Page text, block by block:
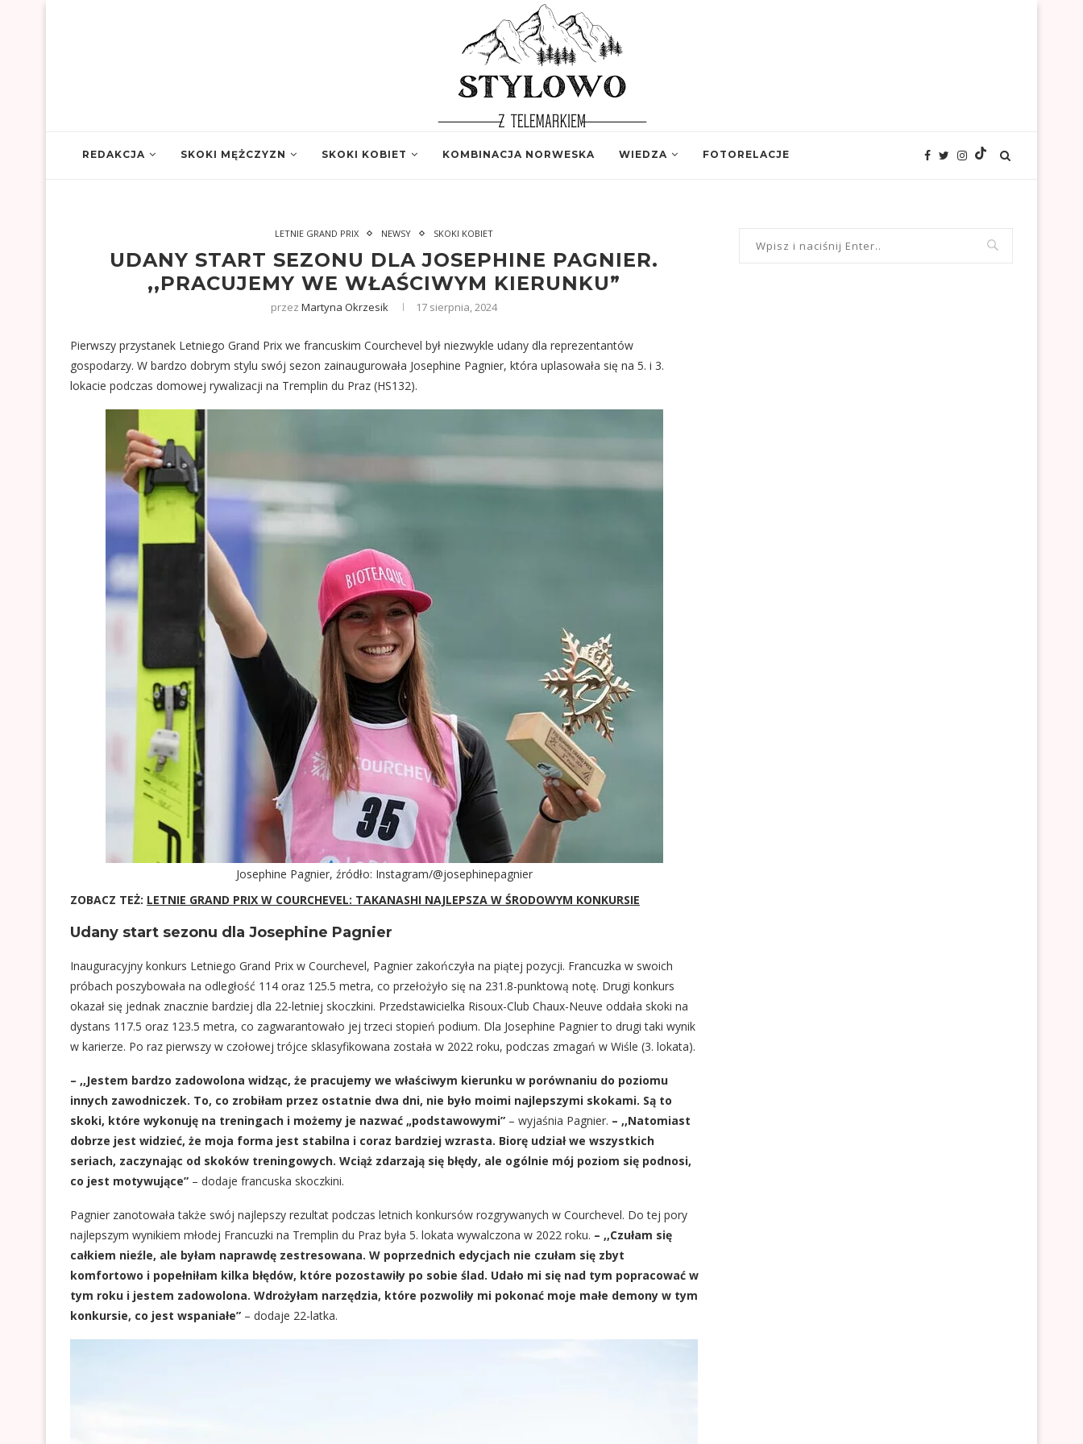
REDAKCJA SKOKI MĘŻCZYZN SKOKI KOBIET KOMBINACJA NORWESKA WIEDZA FOTORELACJE
LETNIE GRAND PRIX NEWSY SKOKI KOBIET
UDANY START SEZONU DLA JOSEPHINE PAGNIER.
,,PRACUJEMY WE WŁAŚCIWYM KIERUNKU”
przezMartyna Okrzesik 17 sierpnia, 2024
Pierwszy przystanek Letniego Grand Prix we francuskim Courchevel był niezwykle udany dla reprezentantów
gospodarzy. W bardzo dobrym stylu swój sezon zainaugurowała Josephine Pagnier, która uplasowała się na 5. i 3.
lokacie podczas domowej rywalizacji na Tremplin du Praz (HS132).
Josephine Pagnier, źródło: Instagram/@josephinepagnier
ZOBACZ TEŻ: LETNIE GRAND PRIX W COURCHEVEL: TAKANASHI NAJLEPSZA W ŚRODOWYM KONKURSIE
Udany start sezonu dla Josephine Pagnier
Inauguracyjny konkurs Letniego Grand Prix w Courchevel, Pagnier zakończyła na piątej pozycji. Francuzka w swoich
próbach poszybowała na odległość 114 oraz 125.5 metra, co przełożyło się na 231.8-punktową notę. Drugi konkurs
okazał się jednak znacznie bardziej dla 22-letniej skoczkini. Przedstawicielka Risoux-Club Chaux-Neuve oddała skoki na
dystans 117.5 oraz 123.5 metra, co zagwarantowało jej trzeci stopień podium. Dla Josephine Pagnier to drugi taki wynik
w karierze. Po raz pierwszy w czołowej trójce sklasyfikowana została w 2022 roku, podczas zmagań w Wiśle (3. lokata).
– ,,Jestem bardzo zadowolona widząc, że pracujemy we właściwym kierunku w porównaniu do poziomu
innych zawodniczek. To, co zrobiłam przez ostatnie dwa dni, nie było moimi najlepszymi skokami. Są to
skoki, które wykonuję na treningach i możemy je nazwać „podstawowymi” – wyjaśnia Pagnier. – ,,Natomiast
dobrze jest widzieć, że moja forma jest stabilna i coraz bardziej wzrasta. Biorę udział we wszystkich
seriach, zaczynając od skoków treningowych. Wciąż zdarzają się błędy, ale ogólnie mój poziom się podnosi,
co jest motywujące” – dodaje francuska skoczkini.
Pagnier zanotowała także swój najlepszy rezultat podczas letnich konkursów rozgrywanych w Courchevel. Do tej pory
najlepszym wynikiem młodej Francuzki na Tremplin du Praz była 5. lokata wywalczona w 2022 roku. – ,,Czułam się
całkiem nieźle, ale byłam naprawdę zestresowana. W poprzednich edycjach nie czułam się zbyt
komfortowo i popełniłam kilka błędów, które pozostawiły po sobie ślad. Udało mi się nad tym popracować w
tym roku i jestem zadowolona. Wdrożyłam narzędzia, które pozwoliły mi pokonać moje małe demony w tym
konkursie, co jest wspaniałe” – dodaje 22-latka.